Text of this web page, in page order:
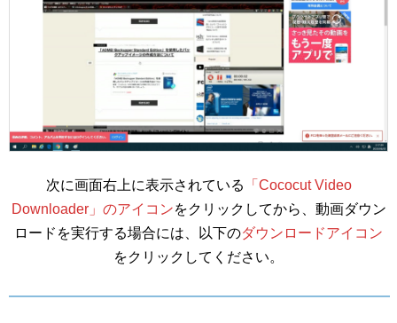
次に画面右上に表示されている 「Cococut Video
Downloader」のアイコンをクリックしてから、動画ダウン
ロードを実行する場合には、以下のダウンロードアイコン
をクリックしてください。